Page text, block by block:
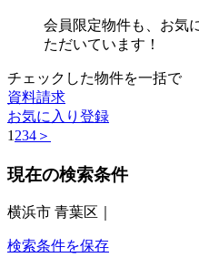
会員限定物件も、お気
ただいています！
チェックした物件を一括で
資料請求
お気に入り登録
1 234 ＞
現在の検索条件
横浜市 青葉区｜
検索条件を保存